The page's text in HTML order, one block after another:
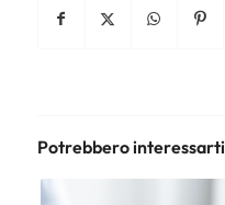
Potrebbero interessarti